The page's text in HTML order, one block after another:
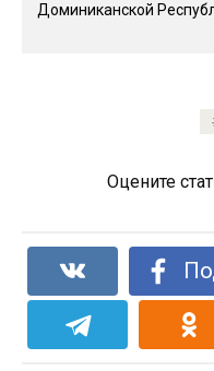
Доминиканской
Оцените